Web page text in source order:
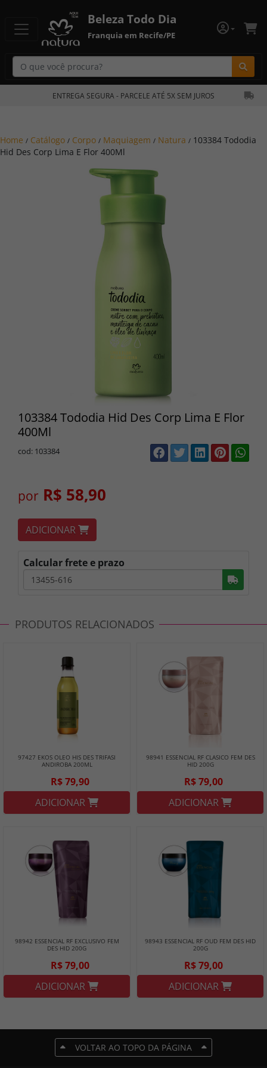
Beleza Todo Dia
Franquia em Recife/PE
ENTREGA SEGURA - PARCELE ATÉ 5X SEM JUROS
Home / Catálogo / Corpo / Maquiagem / Natura / 103384 Tododia
Hid Des Corp Lima E Flor 400Ml
103384 Tododia Hid Des Corp Lima E Flor
400Ml
cod: 103384
por R$ 58,90
ADICIONAR
Calcular frete e prazo
PRODUTOS RELACIONADOS
97427 EKOS OLEO HIS DES TRIFASI
ANDIROBA 200ML
R$ 79,90
ADICIONAR
98941 ESSENCIAL RF CLASICO FEM DES
HID 200G
R$ 79,00
ADICIONAR
98942 ESSENCIAL RF EXCLUSIVO FEM
DES HID 200G
R$ 79,00
ADICIONAR
98943 ESSENCIAL RF OUD FEM DES HID
200G
R$ 79,00
ADICIONAR
VOLTAR AO TOPO DA PÁGINA